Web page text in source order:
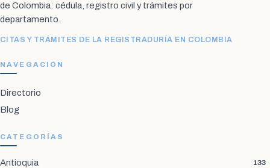
de Colombia: cédula, registro civil y trámites por
departamento.
CITAS Y TRÁMITES DE LA REGISTRADURÍA EN COLOMBIA
NAVEGACIÓN
Directorio
Blog
CATEGORÍAS
Antioquia 133